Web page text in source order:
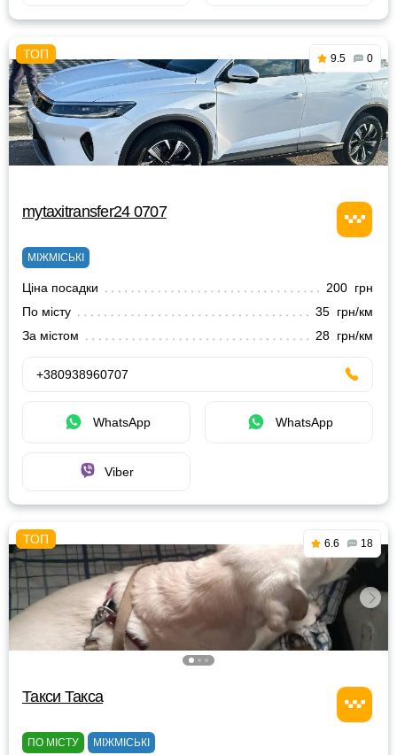
9.5 0
mytaxitransfer24 0707
МІЖМІСЬКІ
Ціна посадки
200 грн
По місту
35 грн/км
За містом
28 грн/км
+380938960707
WhatsApp WhatsApp
Viber
6.6 18
Такси Такса
ПО МІСТУ МІЖМІСЬКІ